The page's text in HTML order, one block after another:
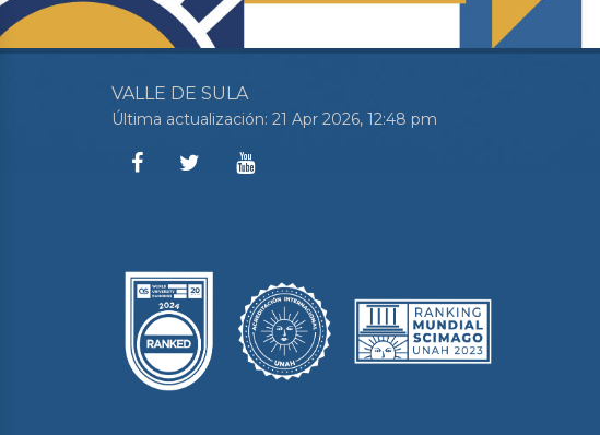
VALLE DE SULA
Última actualización: 21 Apr 2026, 12:48 pm